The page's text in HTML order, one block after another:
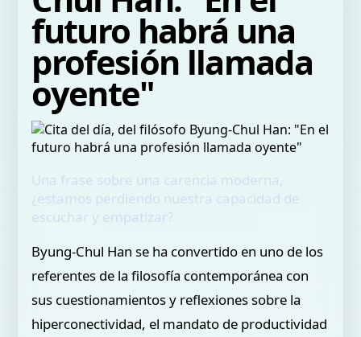
futuro habrá una
profesión llamada
oyente"
Una frase sobre una carencia moderna,
¿estamos perdiendo nuestra capacidad de
escuchar y empatizar?
Byung-Chul Han se ha convertido en uno de los
referentes de la filosofía contemporánea con
sus cuestionamientos y reflexiones sobre la
hiperconectividad, el mandato de productividad